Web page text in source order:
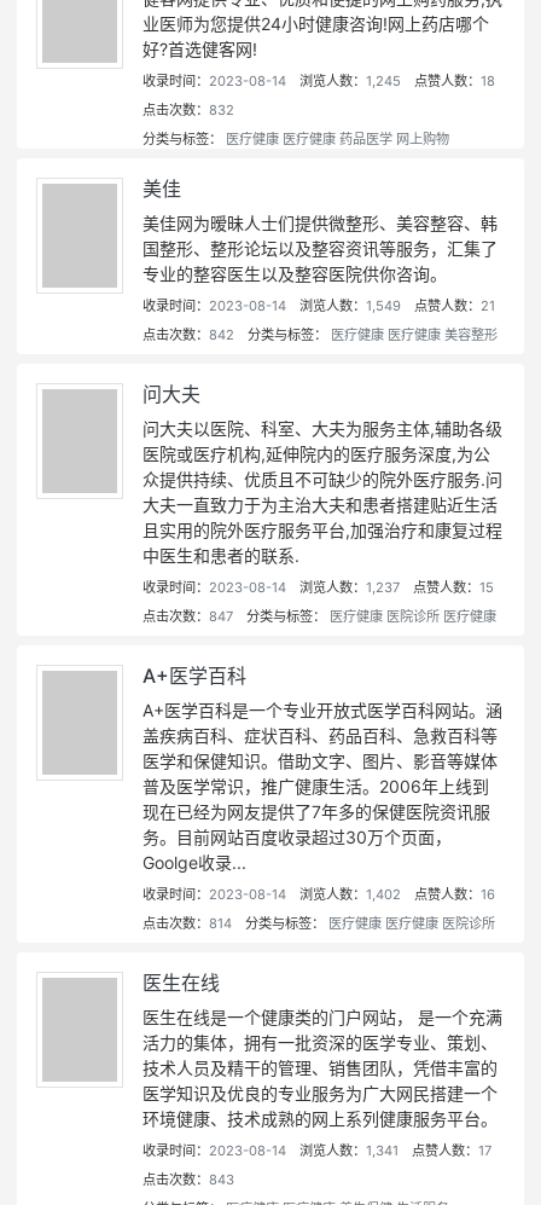
业医师为您提供24小时健康咨询!网上药店哪个
好?首选健客网!
收录时间： 2023-08-14 浏览人数： 1,245 点赞人数： 18
点击次数： 832
分类与标签：
医疗健康 医疗健康 药品医学 网上购物
美佳
美佳网为暧昧人士们提供微整形、美容整容、韩
国整形、整形论坛以及整容资讯等服务，汇集了
专业的整容医生以及整容医院供你咨询。
收录时间： 2023-08-14 浏览人数： 1,549 点赞人数： 21
点击次数： 842 分类与标签： 医疗健康 医疗健康 美容整形
问大夫
问大夫以医院、科室、大夫为服务主体,辅助各级
医院或医疗机构,延伸院内的医疗服务深度,为公
众提供持续、优质且不可缺少的院外医疗服务.问
大夫一直致力于为主治大夫和患者搭建贴近生活
且实用的院外医疗服务平台,加强治疗和康复过程
中医生和患者的联系.
收录时间： 2023-08-14 浏览人数： 1,237 点赞人数： 15
点击次数： 847 分类与标签： 医疗健康 医院诊所 医疗健康
A+医学百科
A+医学百科是一个专业开放式医学百科网站。涵
盖疾病百科、症状百科、药品百科、急救百科等
医学和保健知识。借助文字、图片、影音等媒体
普及医学常识，推广健康生活。2006年上线到
现在已经为网友提供了7年多的保健医院资讯服
务。目前网站百度收录超过30万个页面，
Goolge收录...
收录时间： 2023-08-14 浏览人数： 1,402 点赞人数： 16
点击次数： 814 分类与标签： 医疗健康 医疗健康 医院诊所
医生在线
医生在线是一个健康类的门户网站， 是一个充满
活力的集体，拥有一批资深的医学专业、策划、
技术人员及精干的管理、销售团队，凭借丰富的
医学知识及优良的专业服务为广大网民搭建一个
环境健康、技术成熟的网上系列健康服务平台。
收录时间： 2023-08-14 浏览人数： 1,341 点赞人数： 17
点击次数： 843